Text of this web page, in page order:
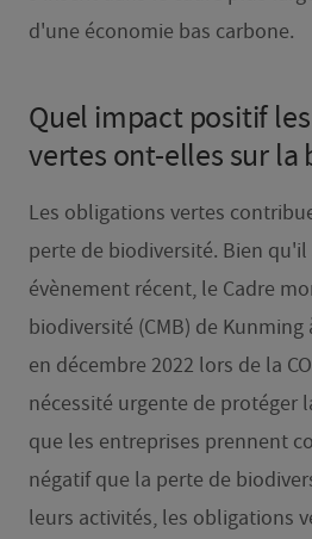
d'une économie bas carbone.
Quel impact positif
vertes ont-elles sur la
Les obligations vertes
perte de biodiversité. Bien
évènement récent, le Cadre
biodiversité (CMB) de
en décembre 2022 lors de la
nécessité urgente de protéger
que les entreprises prennent
négatif que la perte de
leurs activités, les obligations